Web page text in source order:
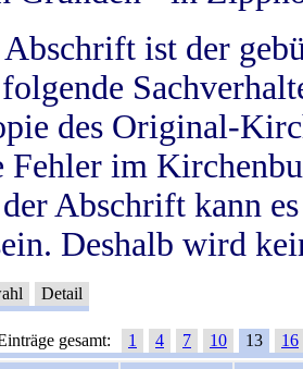
ist der
des Original-
Fehler im
Abschrift kann
Deshalb wird
Detail
gesamt: 1 4 7 10 13
16